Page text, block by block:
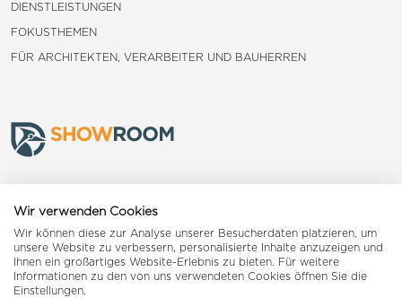
DIENSTLEISTUNGEN
FOKUSTHEMEN
FÜR ARCHITEKTEN, VERARBEITER UND BAUHERREN
Landquart
Reiden
Wir verwenden Cookies
Wir können diese zur Analyse unserer Besucherdaten platzieren, um
unsere Website zu verbessern, personalisierte Inhalte anzuzeigen und
Ihnen ein großartiges Website-Erlebnis zu bieten. Für weitere
Informationen zu den von uns verwendeten Cookies öffnen Sie die
Einstellungen.